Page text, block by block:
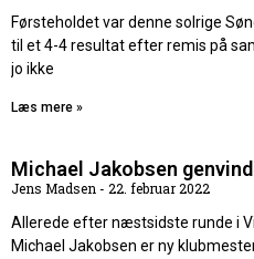
Førsteholdet var denne solrige
til et 4-4 resultat efter remis på
jo ikke
Læs mere »
Michael Jakobsen
Jens Madsen
22. februar 2022
Allerede efter næstsidste runde i
Michael Jakobsen er ny